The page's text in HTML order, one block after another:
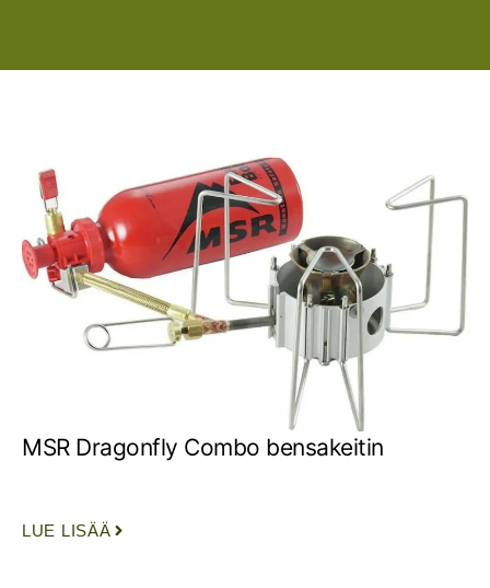
MSR Dragonfly Combo bensakeitin
LUE LISÄÄ